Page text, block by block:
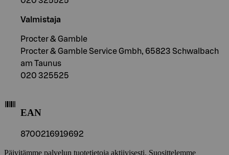
Valmistaja
Procter & Gamble
Procter & Gamble Service Gmbh, 65823 Schwalbach
am Taunus
020 325525
EAN
8700216919692
Päivitämme palvelun tuotetietoja aktiivisesti. Suosittelemme